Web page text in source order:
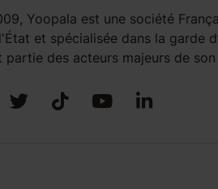
Yoopala est une société
et spécialisée dans la garde
partie des acteurs majeurs de son